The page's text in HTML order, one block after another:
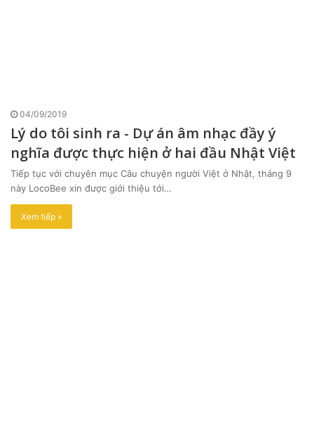
04/09/2019
Lý do tôi sinh ra - Dự án âm nhạc đầy ý
nghĩa được thực hiện ở hai đầu Nhật Việt
Tiếp tục với chuyên mục Câu chuyện người Việt ở Nhật, tháng 9
này LocoBee xin được giới thiệu tới…
Xem tiếp »